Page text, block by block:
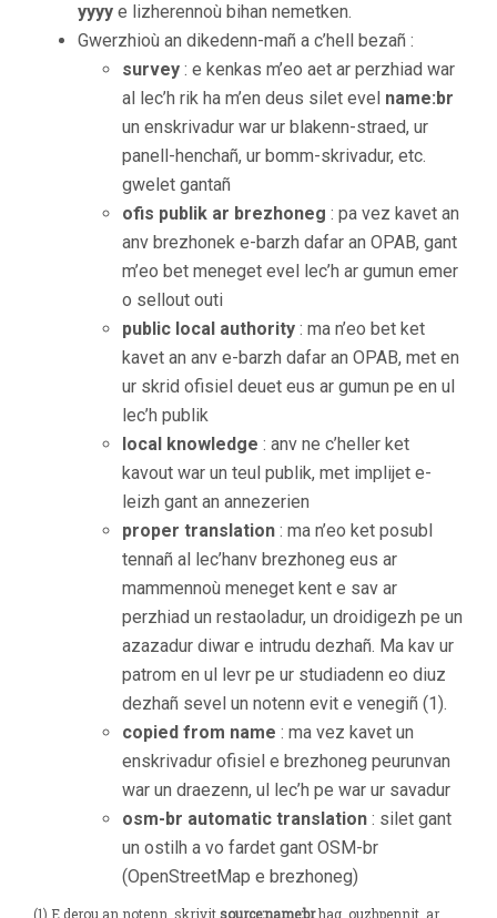
yyyy e lizherennoù bihan nemetken.
Gwerzhioù an dikedenn-mañ a c’hell bezañ :
survey : e kenkas m’eo aet ar perzhiad war
al lec’h rik ha m’en deus silet evel name:br
un enskrivadur war ur blakenn-straed, ur
panell-henchañ, ur bomm-skrivadur, etc.
gwelet gantañ
ofis publik ar brezhoneg : pa vez kavet an
anv brezhonek e-barzh dafar an OPAB, gant
m’eo bet meneget evel lec’h ar gumun emer
o sellout outi
public local authority : ma n’eo bet ket
kavet an anv e-barzh dafar an OPAB, met en
ur skrid ofisiel deuet eus ar gumun pe en ul
lec’h publik
local knowledge : anv ne c’heller ket
kavout war un teul publik, met implijet e-
leizh gant an annezerien
proper translation : ma n’eo ket posubl
tennañ al lec’hanv brezhoneg eus ar
mammennoù meneget kent e sav ar
perzhiad un restaoladur, un droidigezh pe un
azazadur diwar e intrudu dezhañ. Ma kav ur
patrom en ul levr pe ur studiadenn eo diuz
dezhañ sevel un notenn evit e venegiñ (1).
copied from name : ma vez kavet un
enskrivadur ofisiel e brezhoneg peurunvan
war un draezenn, ul lec’h pe war ur savadur
osm-br automatic translation : silet gant
un ostilh a vo fardet gant OSM-br
(OpenStreetMap e brezhoneg)
(1) E derou an notenn, skrivitsource:name:brhag ouzhpennit ar